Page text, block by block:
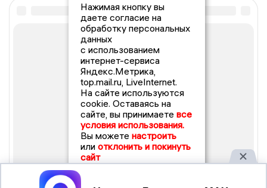
Нажимая кнопку вы
даете согласие на
обработку персональных
данных
с использованием
интернет-сервиса
Яндекс.Метрика,
top.mail.ru, LiveInternet.
На сайте используются
cookie. Оставаясь на
сайте, вы принимаете все
условия использования.
Вы можете настроить
или отклонить и покинуть
сайт
Принять